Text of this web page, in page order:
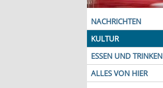
NACHRICHTEN
KULTUR
ESSEN UND TRINKEN
ALLES VON HIER